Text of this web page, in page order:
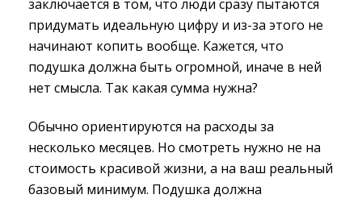
заключается в том, что люди сразу пытаются
придумать идеальную цифру и из-за этого не
начинают копить вообще. Кажется, что
подушка должна быть огромной, иначе в ней
нет смысла. Так какая сумма нужна?
Обычно ориентируются на расходы за
несколько месяцев. Но смотреть нужно не на
стоимость красивой жизни, а на ваш реальный
базовый минимум. Подушка должна